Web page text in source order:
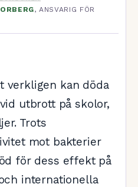
, ANSVARIG FÖR
verkligen kan döda
utbrott på skolor,
Trots
mot bakterier
för dess effekt på
internationella